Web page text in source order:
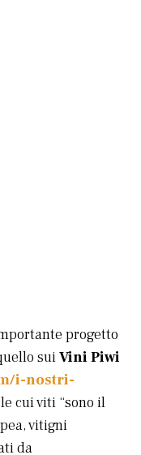
progetto
suiVini Piwi
i-nostri-
cui viti “sono il
vitigni
da